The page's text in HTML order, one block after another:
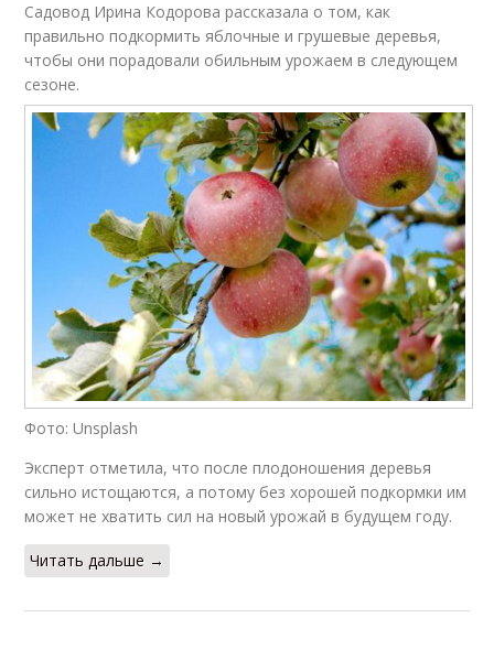
Садовод Ирина Кодорова рассказала о том, как
правильно подкормить яблочные и грушевые деревья,
чтобы они порадовали обильным урожаем в следующем
сезоне.
Фото: Unsplash
Эксперт отметила, что после плодоношения деревья
сильно истощаются, а потому без хорошей подкормки им
может не хватить сил на новый урожай в будущем году.
Читать дальше →